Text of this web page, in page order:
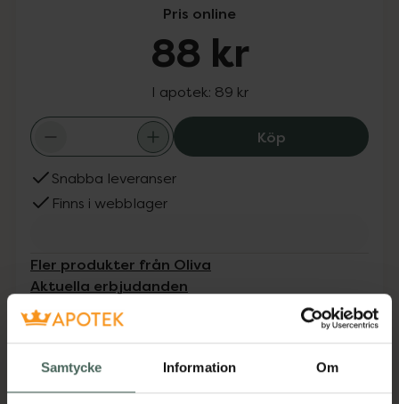
Samtycke Information Om
Pris online
88 kr
I apotek: 89 kr
KöpOliva Sugar
Snabba leveranser
Finns i webblager
Fler produkter från Oliva
Aktuella erbjudanden
Beskrivning Dölj
Ljuvligt peelande och rengörande